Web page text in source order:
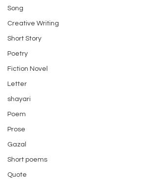
Song
Creative Writing
Short Story
Poetry
Fiction Novel
Letter
shayari
Poem
Prose
Gazal
Short poems
Quote